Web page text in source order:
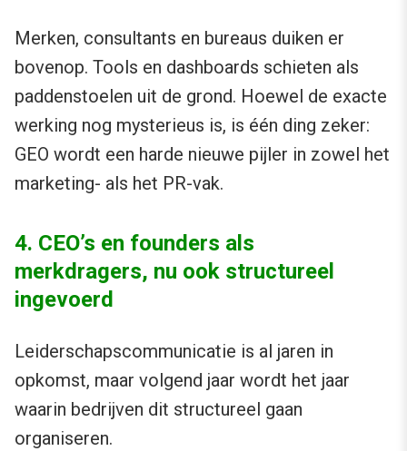
Merken, consultants en bureaus duiken er
bovenop. Tools en dashboards schieten als
paddenstoelen uit de grond. Hoewel de exacte
werking nog mysterieus is, is één ding zeker:
GEO wordt een harde nieuwe pijler in zowel het
marketing- als het PR-vak.
4. CEO’s en founders als
merkdragers, nu ook structureel
ingevoerd
Leiderschapscommunicatie is al jaren in
opkomst, maar volgend jaar wordt het jaar
waarin bedrijven dit structureel gaan
organiseren.